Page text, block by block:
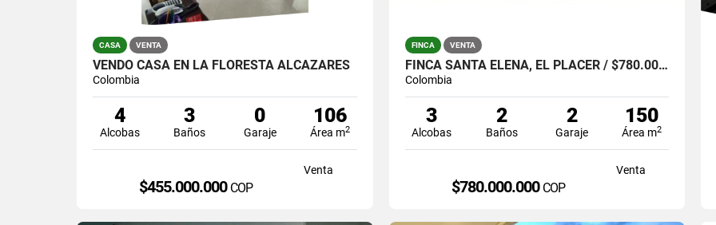
CASA VENTA
VENDO CASA EN LA FLORESTA ALCAZARES
Colombia
4
Alcobas
3
Baños
0
Garaje
106
Área m2
Venta
$455.000.000 COP
FINCA VENTA
FINCA SANTA ELENA, EL PLACER / $780.000.000
Colombia
3
Alcobas
2
Baños
2
Garaje
150
Área m2
Venta
$780.000.000 COP